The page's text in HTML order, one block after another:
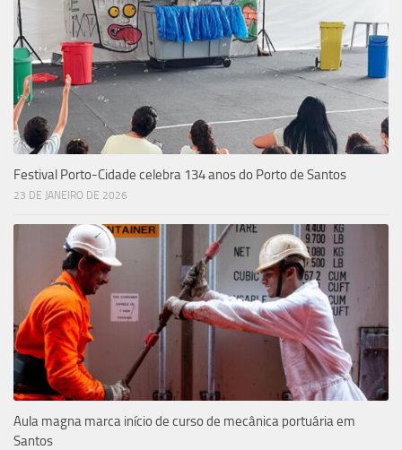
Festival Porto-Cidade celebra 134 anos do Porto de Santos
23 DE JANEIRO DE 2026
Aula magna marca início de curso de mecânica portuária em
Santos